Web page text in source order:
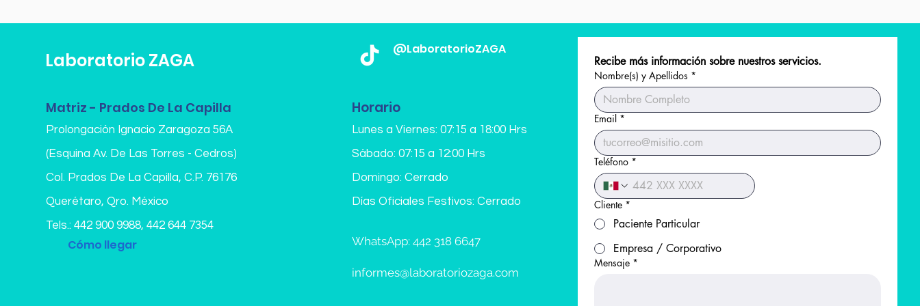
Laboratorio ZAGA
Matriz - Prados De La Capilla
Prolongación Ignacio Zaragoza 56A
(Esquina Av. De Las Torres - Cedros)
Col. Prados De La Capilla, C.P. 76176
Querétaro, Qro. México
Tels.: 442 900 9988, 442 644 7354
Cómo llegar
Horario
Lunes a Viernes: 07:15 a 18:00 Hrs
Sábado: 07:15 a 12:00 Hrs
Domingo: Cerrado
Días Oficiales Festivos: Cerrado
WhatsApp: 442 318 6647
informes@laboratoriozaga.com
Recibe más información sobre nuestros servicios.
Nombre(s) y Apellidos *
Email *
Teléfono *
Cliente *
Paciente Particular
Empresa / Corporativo
Mensaje *
@LaboratorioZAGA